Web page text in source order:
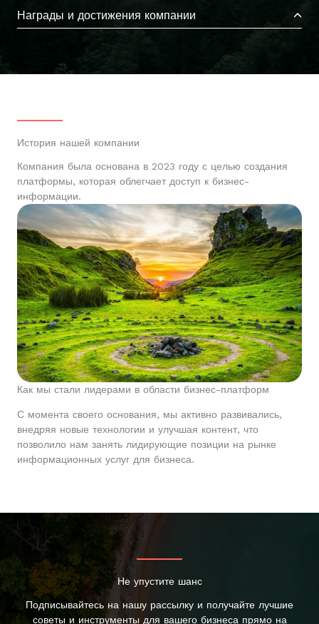
Награды и достижения компании
История нашей компании
Компания была основана в 2023 году с целью создания
платформы, которая облегчает доступ к бизнес-
информации.
Как мы стали лидерами в области бизнес-платформ
С момента своего основания, мы активно развивались,
внедряя новые технологии и улучшая контент, что
позволило нам занять лидирующие позиции на рынке
информационных услуг для бизнеса.
Не упустите шанс
Подписывайтесь на нашу рассылку и получайте лучшие
советы и инструменты для вашего бизнеса прямо на